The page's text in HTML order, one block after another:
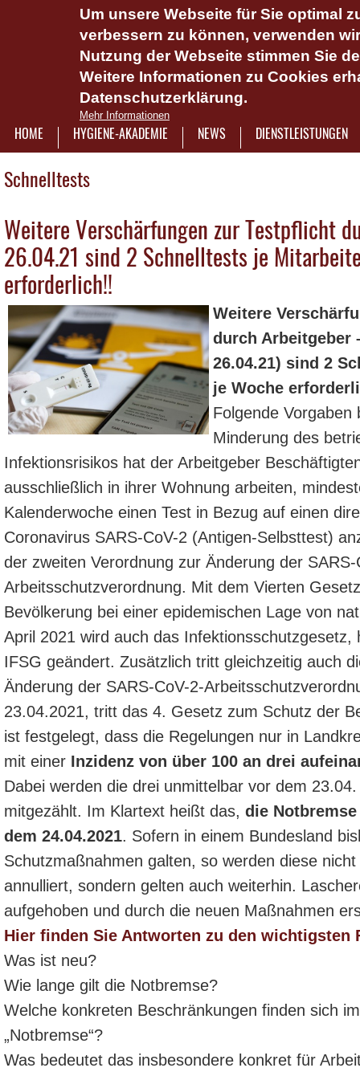
Um unsere Webseite für Sie optimal
verbessern zu können, verwenden
Nutzung der Webseite stimmen Sie
Weitere Informationen zu Cookies
Datenschutzerklärung.
Mehr Informationen
HOME HYGIENE-AKADEMIE NEWS DIENSTLEISTUNGEN
Das
Plattform
7921322
Schnelltests
Weitere Verschärfungen zur Testpflicht
26.04.21 sind 2 Schnelltests je
erforderlich!!
Weitere
durch Arbeitgeber
26.04.21) sind 2
je Woche
Folgende
Minderung des
Infektionsrisikos hat der Arbeitgeber
ausschließlich in ihrer Wohnung arbeiten,
Kalenderwoche einen Test in Bezug auf einen
Coronavirus SARS-CoV-2 (Antigen-Selbsttest)
der zweiten Verordnung zur Änderung der SARS-
Arbeitsschutzverordnung. Mit dem Vierten
Bevölkerung bei einer epidemischen Lage von
April 2021 wird auch das Infektionsschutzgesetz,
IFSG geändert. Zusätzlich tritt gleichzeitig auch
Änderung der SARS-CoV-2-
23.04.2021, tritt das 4. Gesetz zum Schutz der
ist festgelegt, dass die Regelungen nur in
mit einer Inzidenz von über 100 an drei
Dabei werden die drei unmittelbar vor dem
mitgezählt. Im Klartext heißt das, die
dem 24.04.2021. Sofern in einem Bundesland
Schutzmaßnahmen galten, so werden diese
annulliert, sondern gelten auch weiterhin.
aufgehoben und durch die neuen Maßnahmen
Hier finden Sie Antworten zu den wichtigsten
Was ist neu?
Wie lange gilt die Notbremse?
Welche konkreten Beschränkungen finden sich
„Notbremse“?
Was bedeutet das insbesondere konkret für